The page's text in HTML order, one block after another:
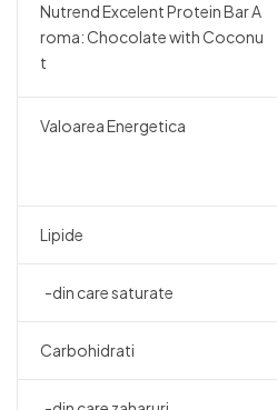
Nutrend Excelent Protein Bar A
roma: Chocolate with Coconu
t
Valoarea Energetica
Lipide
-din care saturate
Carbohidrati